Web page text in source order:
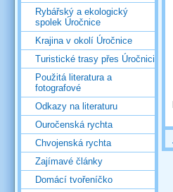
Rybářský a ekologický
spolek Úročnice
Krajina v okolí Úročnice
Turistické trasy přes Úročnici
Použitá literatura a
fotografové
Odkazy na literaturu
Ouročenská rychta
Chvojenská rychta
Zajímavé články
Domácí tvořeníčko